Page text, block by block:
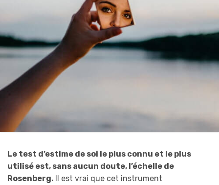
Le test d’estime de soi le plus connu et le plus
utilisé est, sans aucun doute, l’échelle de
Rosenberg. Il est vrai que cet instrument